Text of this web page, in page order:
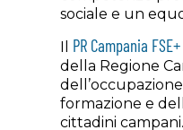
sociale e un
Il PR Campania
della Regione
formazione e
cittadini